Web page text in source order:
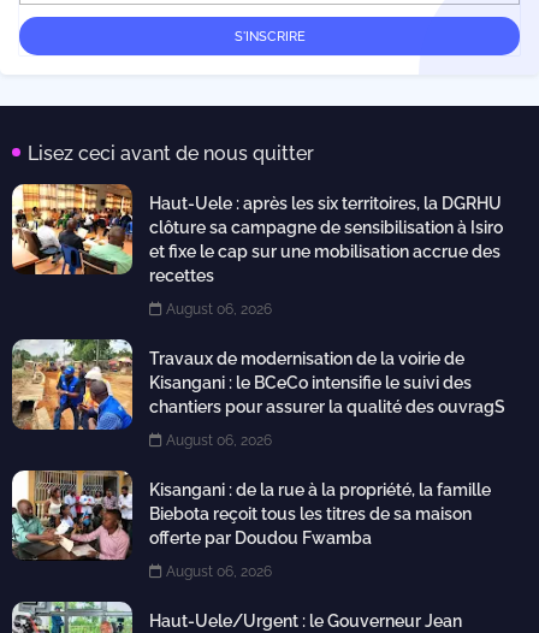
Lisez ceci avant de nous quitter
Haut-Uele : après les six territoires, la DGRHU
clôture sa campagne de sensibilisation à Isiro
et fixe le cap sur une mobilisation accrue des
recettes
August 06, 2026
Travaux de modernisation de la voirie de
Kisangani : le BCeCo intensifie le suivi des
chantiers pour assurer la qualité des ouvragS
August 06, 2026
Kisangani : de la rue à la propriété, la famille
Biebota reçoit tous les titres de sa maison
offerte par Doudou Fwamba
August 06, 2026
Haut-Uele/Urgent : le Gouverneur Jean